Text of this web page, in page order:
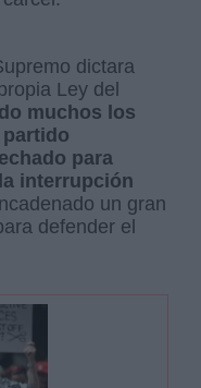
dictara
Ley del
muchos los
para
interrupción
un gran
defender el